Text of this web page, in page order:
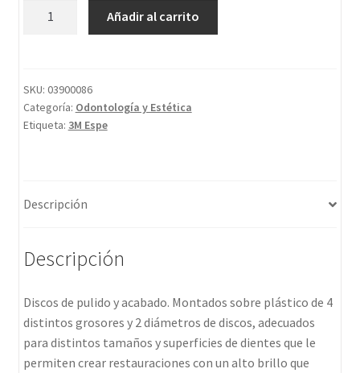
Añadir al carrito
SKU: 03900086
Categoría: Odontología y Estética
Etiqueta: 3M Espe
Descripción
Descripción
Discos de pulido y acabado. Montados sobre plástico de 4
distintos grosores y 2 diámetros de discos, adecuados
para distintos tamaños y superficies de dientes que le
permiten crear restauraciones con un alto brillo que